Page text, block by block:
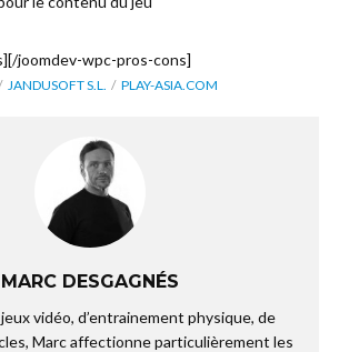
joomdev-wpc-pros-cons]
JANDUSOFT S.L. PLAY-ASIA.COM
MARC DESGAGNÉS
vidéo, d’entrainement physique, de
Marc affectionne particulièrement les